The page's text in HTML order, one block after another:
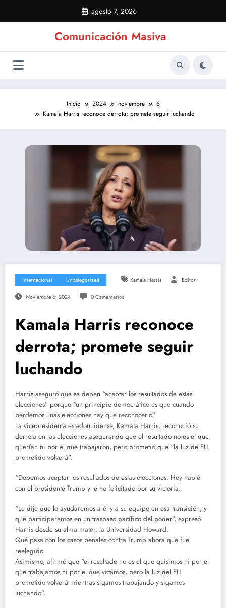
contenido
agosto 7, 2026
Comunicación Masiva
Inicio 2024 noviembre
6
Kamala Harris reconoce derrota; promete seguir luchando
Internacional Uncategorized Kamala Harris Editor
Noviembre 6, 2024 0 Comentarios
Kamala Harris reconoce
derrota; promete seguir
luchando
Harris aseguró que se deben “aceptar los resultados de estas
elecciones” porque “un principio democrático es que cuando
perdemos unas elecciones hay que reconocerlo”.
La vicepresidenta estadounidense, Kamala Harris, reconoció su
derrota en las elecciones asegurando que el resultado no es el que
querían ni por el que trabajaron, pero prometió que “la luz de EU
prometido volverá”.
“Debemos aceptar los resultados de estas elecciones. Hoy hablé
con el presidente Trump y le he felicitado por su victoria.
“Le dije que le ayudaremos a él y a su equipo en esa transición, y
que participaremos en un traspaso pacífico del poder”, expresó
Harris desde su alma mater, la Universidad Howard.
Qué pasa con los casos penales contra Trump ahora que fue
reelegido
Asimismo, afirmó que “el resultado no es el que quisimos ni por el
que trabajamos ni por el que votamos, pero la luz del EU
prometido volverá mientras sigamos trabajando y sigamos
luchando”.